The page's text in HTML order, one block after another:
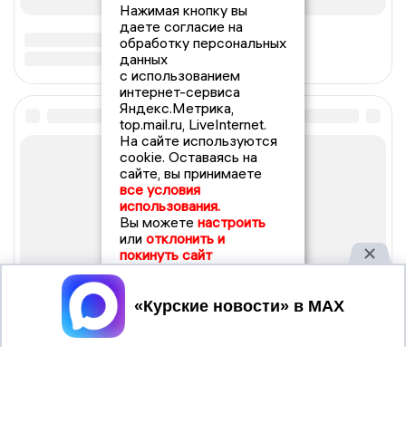
Нажимая кнопку вы
даете согласие на
обработку персональных
данных
с использованием
интернет-сервиса
Яндекс.Метрика,
top.mail.ru, LiveInternet.
На сайте используются
cookie. Оставаясь на
сайте, вы принимаете
все условия
использования.
Вы можете настроить
или отклонить и
покинуть сайт
Принять